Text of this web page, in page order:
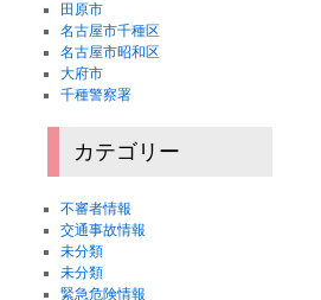
田原市
名古屋市千種区
名古屋市昭和区
大府市
千種警察署
カテゴリー
不審者情報
交通事故情報
未分類
未分類
緊急危険情報